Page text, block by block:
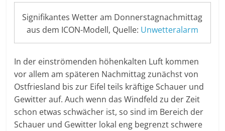
Signifikantes Wetter am Donnerstagnachmittag
aus dem ICON-Modell, Quelle: Unwetteralarm
In der einströmenden höhenkalten Luft kommen
vor allem am späteren Nachmittag zunächst von
Ostfriesland bis zur Eifel teils kräftige Schauer und
Gewitter auf. Auch wenn das Windfeld zu der Zeit
schon etwas schwächer ist, so sind im Bereich der
Schauer und Gewitter lokal eng begrenzt schwere